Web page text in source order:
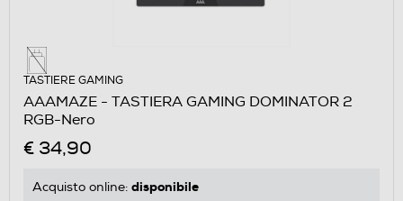
TASTIERE GAMING
AAAMAZE - TASTIERA GAMING DOMINATOR 2
RGB-Nero
€ 34,90
Acquisto online: disponibile